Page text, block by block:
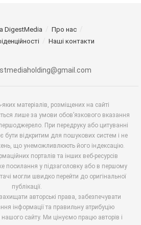
DigestMedia
Про нас
Наші контакти
матеріалів, розміщених на сайті
лише за умови обов’язкового вказання
При передруку або цитуванні
бути відкритим для пошукових систем і не
що унеможливлюють його індексацію.
порталів та інших веб-ресурсів
посилання у підзаголовку або в першому
могли швидко перейти до оригінальної
публікації.
авторські права, забезпечувати
інформації та правильну атрибуцію
нашого сайту. Ми цінуємо працю авторів і